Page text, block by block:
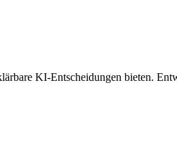
KI-Entscheidungen bieten.